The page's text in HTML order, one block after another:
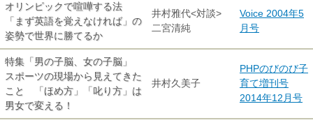
オリンピックで喧嘩する法
「まず英語を覚えなければ」の
姿勢で世界に勝てるか
井村雅代<対談>
二宮清純
Voice 2004年5
月号
特集「男の子脳、女の子脳」
スポーツの現場から見えてきた
こと 「ほめ方」「叱り方」は
男女で変える！
井村久美子
PHPのびのび子
育て増刊号
2014年12月号